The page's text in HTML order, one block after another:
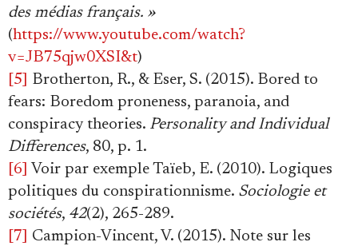
des médias français. »
(https://www.youtube.com/watch?
v=JB75qjw0XSI&t)
[5]
Brotherton, R., & Eser, S. (2015). Bored to
fears: Boredom proneness, paranoia, and
conspiracy theories. Personality and Individual
Differences, 80, p. 1.
[6]
Voir par exemple Taïeb, E. (2010). Logiques
politiques du conspirationnisme. Sociologie et
sociétés, 42(2), 265-289.
[7]
Campion-Vincent, V. (2015). Note sur les